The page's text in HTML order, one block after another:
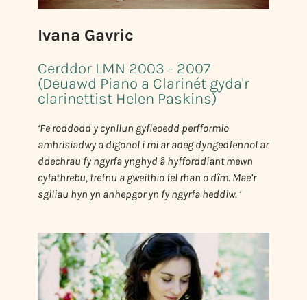
Ivana Gavric
Cerddor LMN 2003 - 2007
(Deuawd Piano a Clarinét gyda'r
clarinettist Helen Paskins)
‘Fe roddodd y cynllun gyfleoedd perfformio
amhrisiadwy a digonol i mi ar adeg dyngedfennol ar
ddechrau fy ngyrfa ynghyd â hyfforddiant mewn
cyfathrebu, trefnu a gweithio fel rhan o dîm. Mae’r
sgiliau hyn yn anhepgor yn fy ngyrfa heddiw. ‘